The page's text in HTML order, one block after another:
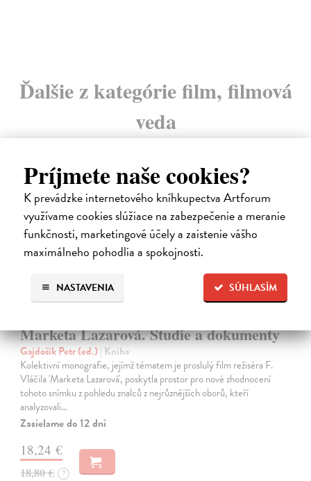
Príjmete naše cookies?
K prevádzke internetového kníhkupectva Artforum
využívame cookies slúžiace na zabezpečenie a meranie
funkčnosti, marketingové účely a zaistenie vášho
maximálneho pohodlia a spokojnosti.
SÚHLASÍM
NASTAVENIA
Ďalšie z kategórie film, filmová
veda
Marketa Lazarová. Studie a dokumenty
Gajdošík Petr (ed.) | Kniha
Kolektivní monografie, jejímž tématem je proslulý film režiséra F.
Vláčila 'Marketa Lazarová', poskytla prostor pro nové zhodnocení
tohoto snímku z pohledu znalců z nejrůznějších oborů, kteří
analyzovali…
Zasielame do 12 dní
18,24 €
18,80 € ?